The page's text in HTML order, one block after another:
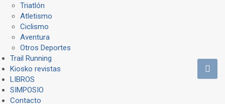
Triatlón
Atletismo
Ciclismo
Aventura
Otros Deportes
Trail Running
Kiosko revistas
LIBROS
SIMPOSIO
Contacto